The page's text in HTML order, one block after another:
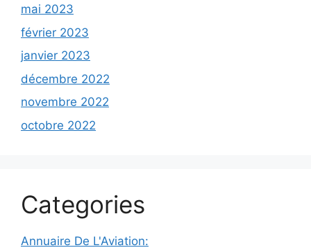
mai 2023
février 2023
janvier 2023
décembre 2022
novembre 2022
octobre 2022
Categories
Annuaire De L'Aviation: